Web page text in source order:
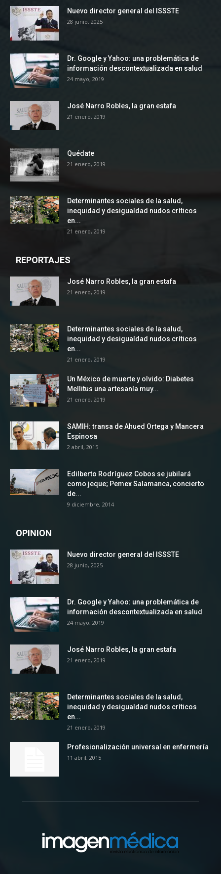
Nuevo director general del ISSSTE
28 junio, 2025
Dr. Google y Yahoo: una problemática de
información descontextualizada en salud
24 mayo, 2019
José Narro Robles, la gran estafa
21 enero, 2019
Quédate
21 enero, 2019
Determinantes sociales de la salud,
inequidad y desigualdad nudos críticos
en...
21 enero, 2019
REPORTAJES
José Narro Robles, la gran estafa
21 enero, 2019
Determinantes sociales de la salud,
inequidad y desigualdad nudos críticos
en...
21 enero, 2019
Un México de muerte y olvido: Diabetes
Mellitus una artesanía muy...
21 enero, 2019
SAMIH: transa de Ahued Ortega y Mancera
Espinosa
2 abril, 2015
Edilberto Rodríguez Cobos se jubilará
como jeque; Pemex Salamanca, concierto
de...
9 diciembre, 2014
OPINION
Nuevo director general del ISSSTE
28 junio, 2025
Dr. Google y Yahoo: una problemática de
información descontextualizada en salud
24 mayo, 2019
José Narro Robles, la gran estafa
21 enero, 2019
Determinantes sociales de la salud,
inequidad y desigualdad nudos críticos
en...
21 enero, 2019
Profesionalización universal en enfermería
11 abril, 2015